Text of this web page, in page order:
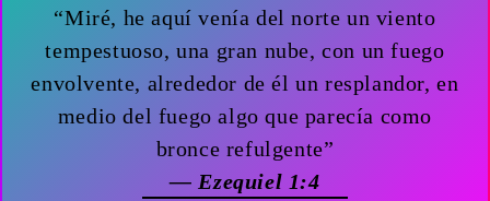
“Miré, he aquí venía del norte un viento
tempestuoso, una gran nube, con un fuego
envolvente, alrededor de él un resplandor, en
medio del fuego algo que parecía como
bronce refulgente”
— Ezequiel 1:4